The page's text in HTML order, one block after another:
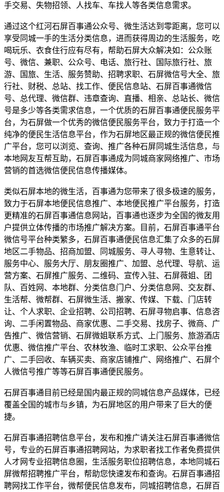
手交易、失物招领、人找车、车找人等各类信息需求。
通过这个红河石屏百事通公众号、微生活达到零距离，您可以
享受同城一手的生活分类信息，进而获得周边的生活服务，吃
喝玩乐、衣食住行应有尽有，帮助石屏大众解决如：公众账
号、微信、兼职、公众号、电话、旅行社、国际旅行社、旅
游、国旅、生活、服务赞助、招聘求职、石屏微信号大全、旅
行社、财税、总站、找工作、便民信息站、石屏百事通微信
号、总代理、微信群、违章查询、直播、相亲、总站长、微信
号是多少等各类需求信息，一个优质的石屏百事通便民服务平
台，为石屏做一个优秀的微信便民服务平台，致力于打造一个
纯净的便民生活信息平台，作为石屏地区最正规的微信便民推
广平台，您可以浏览、查询、推广各种石屏同城生活信息，与
本地网友互帮互助，石屏百事通成为同城商家网络推广、市场
营销的首选微信便民信息传播媒体。
类似石屏本地的微生活，百事通为您带来了很多极速的服务，
致力于石屏本地便民信息推广、本地便民推广平台服务，打造
更精准的石屏百事通信息网站，百事通也逐步为全国的微友用
户提供立体传播的市场推广解决方案。目前，石屏百事通平台
微信号平台种类繁多，石屏百事通便民信息汇集了众多的石屏
地区二手物品、招商加盟、同城服务、寻人寻物、生意转让、
服务中心、服务大厅、朋友圈推广、加盟、总代理、导航、运
营方案、石屏推广服务、二维码、宣传入驻、石屏薇姐、团
队、百姓网、本地群、分类信息门户、分类信息网、交友群、
生活帮、微帮群、石屏微生活、搬家、传媒、下载、门店转
让、个人求职、企业招聘、公司招聘、石屏寻物启事、信息咨
询、二手闲置物品、商家优惠、二手交易、找房子、微商、广
告推广、微信营销、石屏微姐联系方式、上门服务、旅游酒店
优惠、微信推广平台、农林牧渔、临时工求职、公众平台推
广、二手回收、车辆买卖、商家店铺推广、网络推广、石屏个
人微信号推广等等石屏百事通便民服务。
石屏百事通目前已经是国内最正规的同城信息产品媒体，已经
覆盖全国的城市与乡镇，为石屏地区的用户带来了巨大的便
捷。
石屏百事通招聘信息平台，发布和推广请关注石屏百事通微信
号，专业的石屏百事通招聘网站，为求职者找工作者免费提供
人才网专业招聘信息圈，生活服务职位招聘信息，本地同城石
屏微帮招聘推广平台，帮助您快速发布和查询。石屏百事通招
聘网找工作平台，微帮便民信息发布，同城招聘信息，石屏百